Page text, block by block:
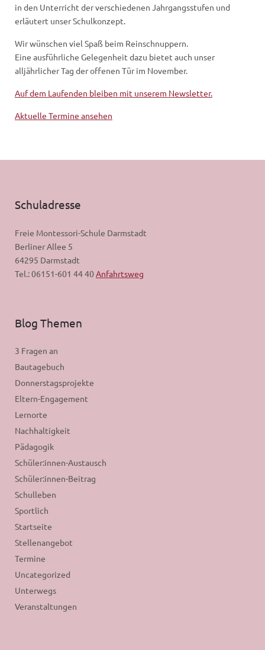
in den Unterricht der verschiedenen Jahrgangsstufen und
erläutert unser Schulkonzept.
Wir wünschen viel Spaß beim Reinschnuppern.
Eine ausführliche Gelegenheit dazu bietet auch unser
alljährlicher Tag der offenen Tür im November.
Auf dem Laufenden bleiben mit unserem Newsletter.
Aktuelle Termine ansehen
Schuladresse
Freie Montessori-Schule Darmstadt
Berliner Allee 5
64295 Darmstadt
Tel.: 06151-601 44 40Anfahrtsweg
Blog Themen
3 Fragen an
Bautagebuch
Donnerstagsprojekte
Eltern-Engagement
Lernorte
Nachhaltigkeit
Pädagogik
Schüler:innen-Austausch
Schüler:innen-Beitrag
Schulleben
Sportlich
Startseite
Stellenangebot
Termine
Uncategorized
Unterwegs
Veranstaltungen